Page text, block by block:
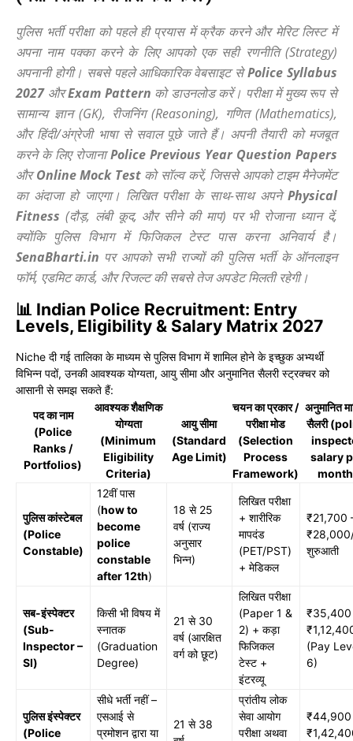
पुलिस भर्ती परीक्षा को पहले ही प्रयास में क्रैक करने और मेरिट लिस्ट में
अपना नाम पक्का करने के लिए आपको एक सही रणनीति (Strategy)
अपनानी होगी। सबसे पहले आधिकारिक वेबसाइट सेPolice Syllabus
2027औरExam Pattern को डाउनलोड करें। परीक्षा में मुख्य रूप से
सामान्य ज्ञान (GK), रीजनिंग (Reasoning), गणित (Mathematics),
और हिंदी/अंग्रेजी भाषा से सवाल पूछे जाते हैं। अपनी तैयारी को मजबूत
करने के लिए रोजानाPolice Previous Year Question Papers
औरOnline Mock Testको सॉल्व करें, जिससे आपको टाइम मैनेजमेंट
का अंदाजा हो जाएगा। लिखित परीक्षा के साथ-साथ अपनेPhysical
Fitness (दौड़, लंबी कूद, और सीने की माप) पर भी रोजाना ध्यान दें,
क्योंकि पुलिस विभाग में फिजिकल टेस्ट पास करना अनिवार्य है।
SenaBharti.in पर आपको सभी राज्यों की पुलिस भर्ती के ऑनलाइन
फॉर्म, एडमिट कार्ड, और रिजल्ट की सबसे तेज अपडेट मिलती रहेगी।
📊 Indian Police Recruitment: Entry
Levels, Eligibility & Salary Matrix 2027
Niche दी गई तालिका के माध्यम से पुलिस विभाग में शामिल होने के इच्छुक अभ्यर्थी
विभिन्न पदों, उनकी आवश्यक योग्यता, आयु सीमा और अनुमानित सैलरी स्ट्रक्चर को
आसानी से समझ सकते हैं:
पद का नाम
(Police
Ranks /
Portfolios)
आवश्यक शैक्षणिक
योग्यता
(Minimum
Eligibility
Criteria)
आयु सीमा
(Standard
Age Limit)
चयन का प्रकार /
परीक्षा मोड
(Selection
Process
Framework)
अनुमानित
सैलरी
salary
पुलिस कांस्टेबल
(Police
Constable)
12वीं पास
(how to
become
police
constable
after 12th)
18 से 25
वर्ष (राज्य
अनुसार
भिन्न)
लिखित परीक्षा
+ शारीरिक
मापदंड
(PET/PST)
+ मेडिकल
₹21,700
शुरुआती
सब-इंस्पेक्टर
(Sub-
Inspector –
SI)
किसी भी विषय में
स्नातक
(Graduation
Degree)
21 से 30
वर्ष (आरक्षित
वर्ग को छूट)
लिखित परीक्षा
(Paper 1 &
2) + कड़ा
फिजिकल
टेस्ट +
इंटरव्यू
₹35,400
(Pay
6)
पुलिस इंस्पेक्टर
(Police
सीधे भर्ती नहीं –
एसआई से
प्रमोशन द्वारा या
21 से 38
प्रांतीय लोक
सेवा आयोग
परीक्षा अथवा
₹44,900